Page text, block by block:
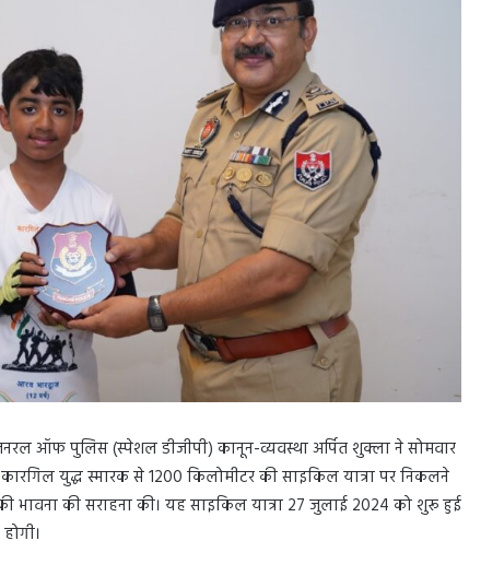
ऑफ पुलिस (स्पेशल डीजीपी) कानून-व्यवस्था अर्पित शुक्ला ने सोमवार
युद्ध स्मारक से 1200 किलोमीटर की साइकिल यात्रा पर निकलने
की सराहना की। यह साइकिल यात्रा 27 जुलाई 2024 को शुरू हुई